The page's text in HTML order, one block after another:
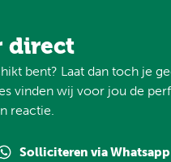
direct
bent? Laat dan toch je
vinden wij voor jou de
reactie.
Solliciteren via Whatsapp